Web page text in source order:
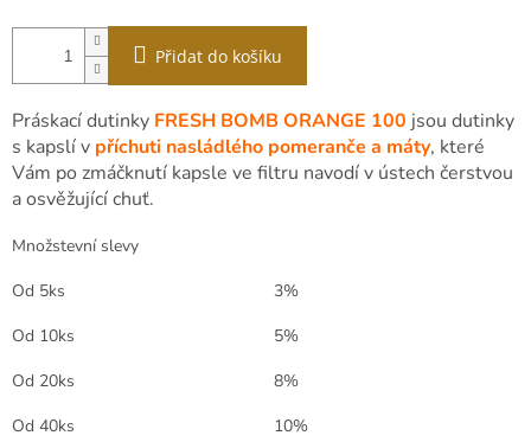
Přidat do košíku
Práskací dutinky FRESH BOMBORANGE 100 jsou dutinky
s kapslí v příchuti nasládlého pomeranče a máty, které
Vám po zmáčknutí kapsle ve filtru navodí v ústech čerstvou
a osvěžující chuť.
Množstevní slevy
Od 5ks
3%
Od 10ks
5%
Od 20ks
8%
Od 40ks
10%